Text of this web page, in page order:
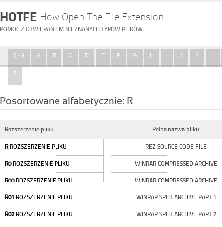
HOTFE How Open The File Extension
POMOC Z OTWIERANIEM NIEZNANYCH TYPÓW PLIKÓW
0 - 9 A B C D E F G H I J K L
Z
Posortowane alfabetycznie: R
Rozszerzenie pliku Pełna nazwa pliku
RROZSZERZENIE PLIKU REZ SOURCE CODE FILE
R0ROZSZERZENIE PLIKU WINRAR COMPRESSED ARCHIVE
R00ROZSZERZENIE PLIKU WINRAR COMPRESSED ARCHIVE
R01 ROZSZERZENIE PLIKU WINRAR SPLIT ARCHIVE PART 1
R02ROZSZERZENIE PLIKU WINRAR SPLIT ARCHIVE PART 2